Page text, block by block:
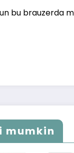
bu brauzerda
mumkin